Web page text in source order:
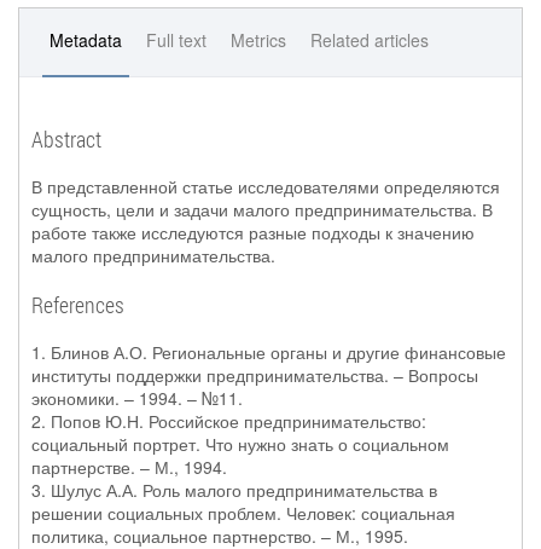
Metadata Full text Metrics Related articles
Abstract
В представленной статье исследователями определяются
сущность, цели и задачи малого предпринимательства. В
работе также исследуются разные подходы к значению
малого предпринимательства.
References
1. Блинов А.О. Региональные органы и другие финансовые
институты поддержки предпринимательства. – Вопросы
экономики. – 1994. – №11.
2. Попов Ю.Н. Российское предпринимательство:
социальный портрет. Что нужно знать о социальном
партнерстве. – М., 1994.
3. Шулус А.А. Роль малого предпринимательства в
решении социальных проблем. Человек: социальная
политика, социальное партнерство. – М., 1995.